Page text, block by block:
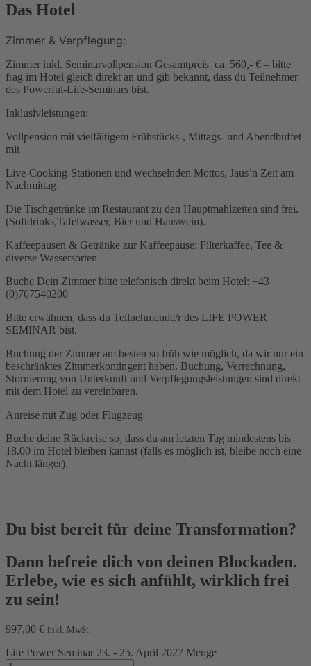
Das Hotel
Zimmer & Verpflegung:
Zimmer inkl. Seminarvollpension Gesamtpreis ca. 560,- € – bitte
frag im Hotel gleich direkt an und gib bekannt, dass du Teilnehmer
des Powerful-Life-Seminars bist.
Inklusivleistungen:
Vollpension mit vielfältigem Frühstücks-, Mittags- und Abendbuffet
mit
Live-Cooking-Stationen und wechselnden Mottos, Jaus’n Zeit am
Nachmittag.
Die Tischgetränke im Restaurant zu den Hauptmahlzeiten sind frei.
(Softdrinks,Tafelwasser, Bier und Hauswein).
Kaffeepausen & Getränke zur Kaffeepause: Filterkaffee, Tee &
diverse Wassersorten
Buche Dein Zimmer bitte telefonisch direkt beim Hotel: +43
(0)767540200
Bitte erwähnen, dass du Teilnehmende/r des LIFE POWER
SEMINAR bist.
Buchung der Zimmer am besten so früh wie möglich, da wir nur ein
beschränktes Zimmerkontingent haben. Buchung, Verrechnung,
Stornierung von Unterkunft und Verpflegungsleistungen sind direkt
mit dem Hotel zu vereinbaren.
Anreise mit Zug oder Flugzeug
Buche deine Rückreise so, dass du am letzten Tag mindestens bis
18.00 im Hotel bleiben kannst (falls es möglich ist, bleibe noch eine
Nacht länger).
Du bist bereit für deine Transformation?
Dann befreie dich von deinen Blockaden.
Erlebe, wie es sich anfühlt, wirklich frei
zu sein!
997,00 € inkl. MwSt.
Life Power Seminar 23. - 25. April 2027 Menge